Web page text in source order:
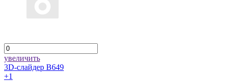
увеличить
3D-слайдер B649
+1